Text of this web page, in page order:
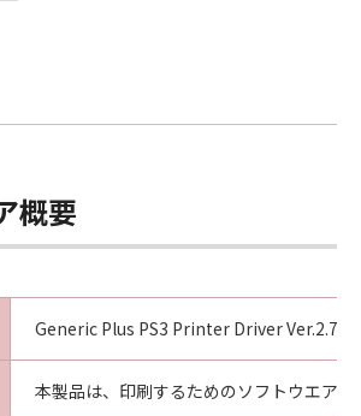
概要
Generic Plus PS3 Printer Driver Ver.2.72
本製品は、印刷するためのソフトウエアで